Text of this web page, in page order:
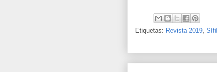
Etiquetas: Revista 2019